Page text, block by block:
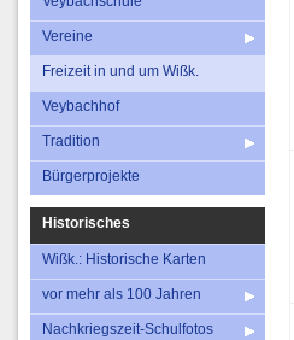
Vereine
Freizeit in und um Wißk.
Veybachhof
Tradition
Bürgerprojekte
Historisches
Wißk.: Historische Karten
vor mehr als 100 Jahren
Nachkriegszeit-Schulfotos